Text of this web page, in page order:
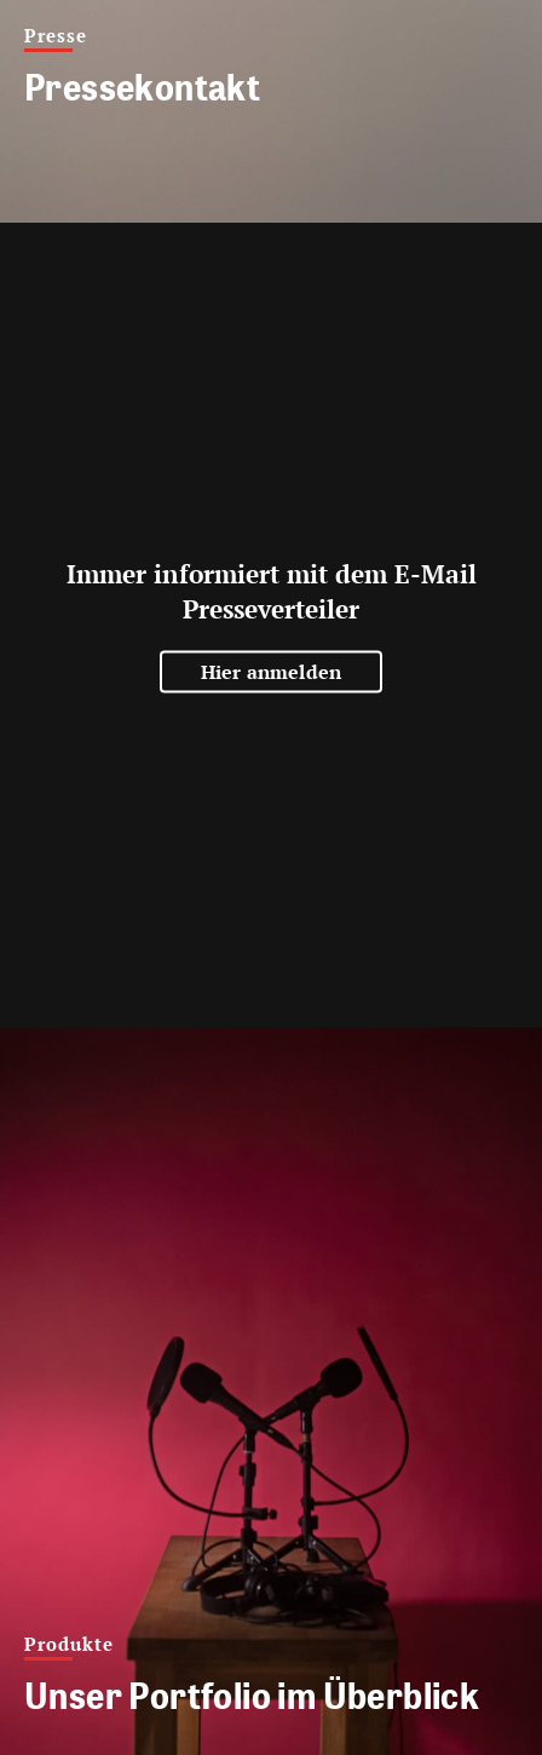
Presse
Pressekontakt
Immer informiert mit dem E-Mail
Presseverteiler
Hier anmelden
Produkte
Unser Portfolio im Überblick